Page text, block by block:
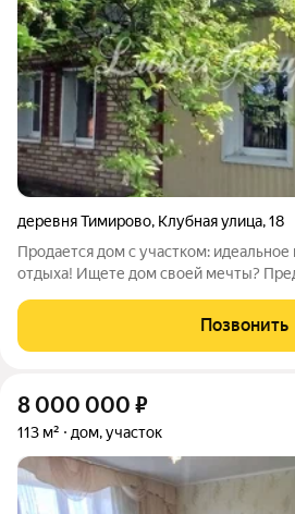
деревня Тимирово, Клубная улица,18
Продается дом с участком:
отдыха! Ищете дом своей мечты?
с удобным месторасположением
города! Ключевые преимущества:
Позвонить
8 000 000 ₽
113 м² дом, участок